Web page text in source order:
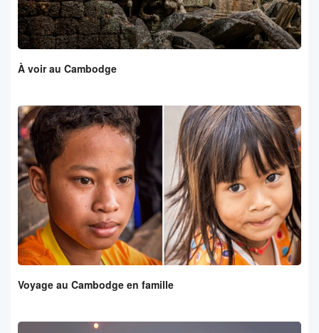
À voir au Cambodge
Voyage au Cambodge en famille